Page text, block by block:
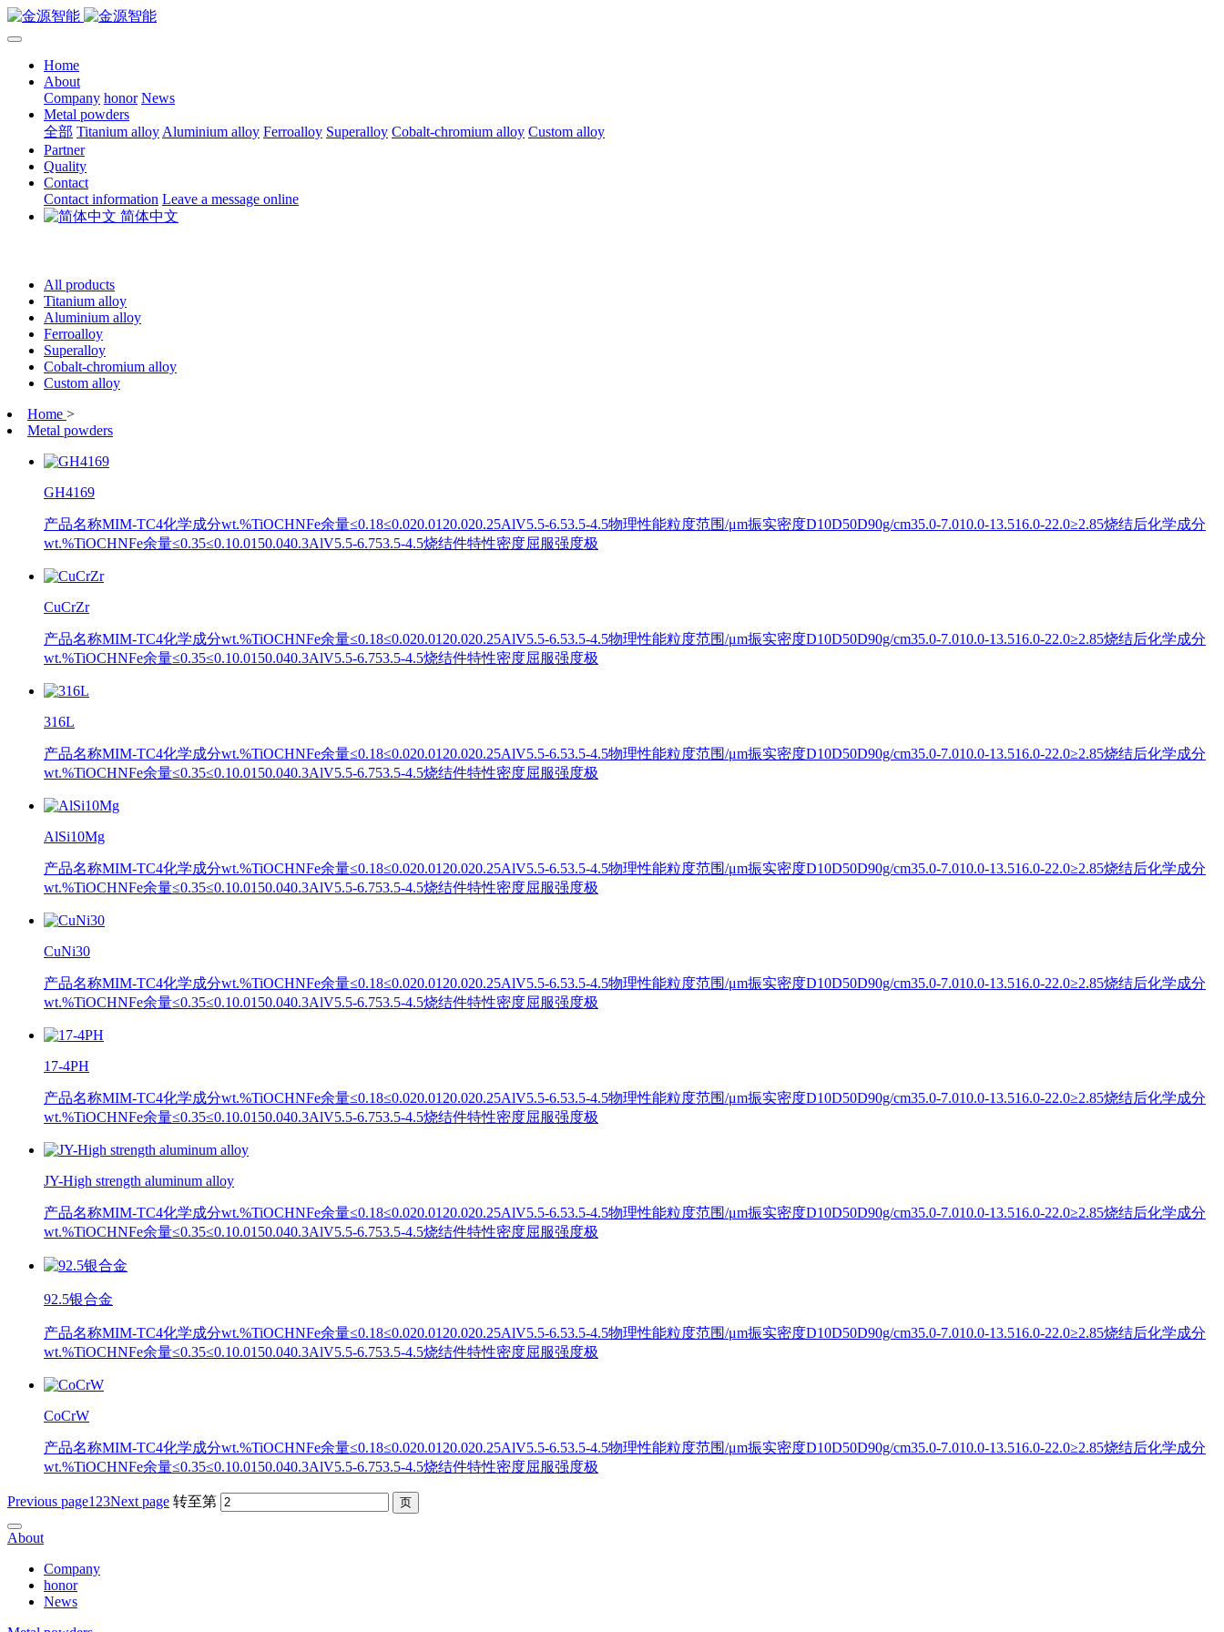
Home
About
Company honor News
Metal powders
全部 Titanium alloy Aluminium alloy Ferroalloy Superalloy Cobalt-chromium alloy Custom alloy
Partner
Quality
Contact
Contact information Leave a message online
简体中文
All products
Titanium alloy
Aluminium alloy
Ferroalloy
Superalloy
Cobalt-chromium alloy
Custom alloy
Home >
Metal powders
GH4169
产品名称MIM-TC4化学成分wt.%TiOCHNFe余量≤0.18≤0.020.0120.020.25AlV5.5-6.53.5-4.5物理性能粒度范围/μm振实密度D10D50D90g/cm35.0-7.010.0-13.516.0-22.0≥2.85烧结后化学成分
wt.%TiOCHNFe余量≤0.35≤0.10.0150.040.3AlV5.5-6.753.5-4.5烧结件特性密度屈服强度极
CuCrZr
产品名称MIM-TC4化学成分wt.%TiOCHNFe余量≤0.18≤0.020.0120.020.25AlV5.5-6.53.5-4.5物理性能粒度范围/μm振实密度D10D50D90g/cm35.0-7.010.0-13.516.0-22.0≥2.85烧结后化学成分
wt.%TiOCHNFe余量≤0.35≤0.10.0150.040.3AlV5.5-6.753.5-4.5烧结件特性密度屈服强度极
316L
产品名称MIM-TC4化学成分wt.%TiOCHNFe余量≤0.18≤0.020.0120.020.25AlV5.5-6.53.5-4.5物理性能粒度范围/μm振实密度D10D50D90g/cm35.0-7.010.0-13.516.0-22.0≥2.85烧结后化学成分
wt.%TiOCHNFe余量≤0.35≤0.10.0150.040.3AlV5.5-6.753.5-4.5烧结件特性密度屈服强度极
AlSi10Mg
产品名称MIM-TC4化学成分wt.%TiOCHNFe余量≤0.18≤0.020.0120.020.25AlV5.5-6.53.5-4.5物理性能粒度范围/μm振实密度D10D50D90g/cm35.0-7.010.0-13.516.0-22.0≥2.85烧结后化学成分
wt.%TiOCHNFe余量≤0.35≤0.10.0150.040.3AlV5.5-6.753.5-4.5烧结件特性密度屈服强度极
CuNi30
产品名称MIM-TC4化学成分wt.%TiOCHNFe余量≤0.18≤0.020.0120.020.25AlV5.5-6.53.5-4.5物理性能粒度范围/μm振实密度D10D50D90g/cm35.0-7.010.0-13.516.0-22.0≥2.85烧结后化学成分
wt.%TiOCHNFe余量≤0.35≤0.10.0150.040.3AlV5.5-6.753.5-4.5烧结件特性密度屈服强度极
17-4PH
产品名称MIM-TC4化学成分wt.%TiOCHNFe余量≤0.18≤0.020.0120.020.25AlV5.5-6.53.5-4.5物理性能粒度范围/μm振实密度D10D50D90g/cm35.0-7.010.0-13.516.0-22.0≥2.85烧结后化学成分
wt.%TiOCHNFe余量≤0.35≤0.10.0150.040.3AlV5.5-6.753.5-4.5烧结件特性密度屈服强度极
JY-High strength aluminum alloy
产品名称MIM-TC4化学成分wt.%TiOCHNFe余量≤0.18≤0.020.0120.020.25AlV5.5-6.53.5-4.5物理性能粒度范围/μm振实密度D10D50D90g/cm35.0-7.010.0-13.516.0-22.0≥2.85烧结后化学成分
wt.%TiOCHNFe余量≤0.35≤0.10.0150.040.3AlV5.5-6.753.5-4.5烧结件特性密度屈服强度极
92.5银合金
产品名称MIM-TC4化学成分wt.%TiOCHNFe余量≤0.18≤0.020.0120.020.25AlV5.5-6.53.5-4.5物理性能粒度范围/μm振实密度D10D50D90g/cm35.0-7.010.0-13.516.0-22.0≥2.85烧结后化学成分
wt.%TiOCHNFe余量≤0.35≤0.10.0150.040.3AlV5.5-6.753.5-4.5烧结件特性密度屈服强度极
CoCrW
产品名称MIM-TC4化学成分wt.%TiOCHNFe余量≤0.18≤0.020.0120.020.25AlV5.5-6.53.5-4.5物理性能粒度范围/μm振实密度D10D50D90g/cm35.0-7.010.0-13.516.0-22.0≥2.85烧结后化学成分
wt.%TiOCHNFe余量≤0.35≤0.10.0150.040.3AlV5.5-6.753.5-4.5烧结件特性密度屈服强度极
Previous page1 23Next page 转至第
About
Company
honor
News